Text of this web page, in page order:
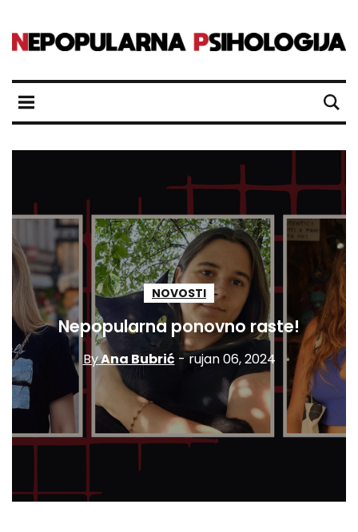
NOVOSTI
Nepopularna ponovno raste!
ByAna Bubrić - rujan 06, 2024